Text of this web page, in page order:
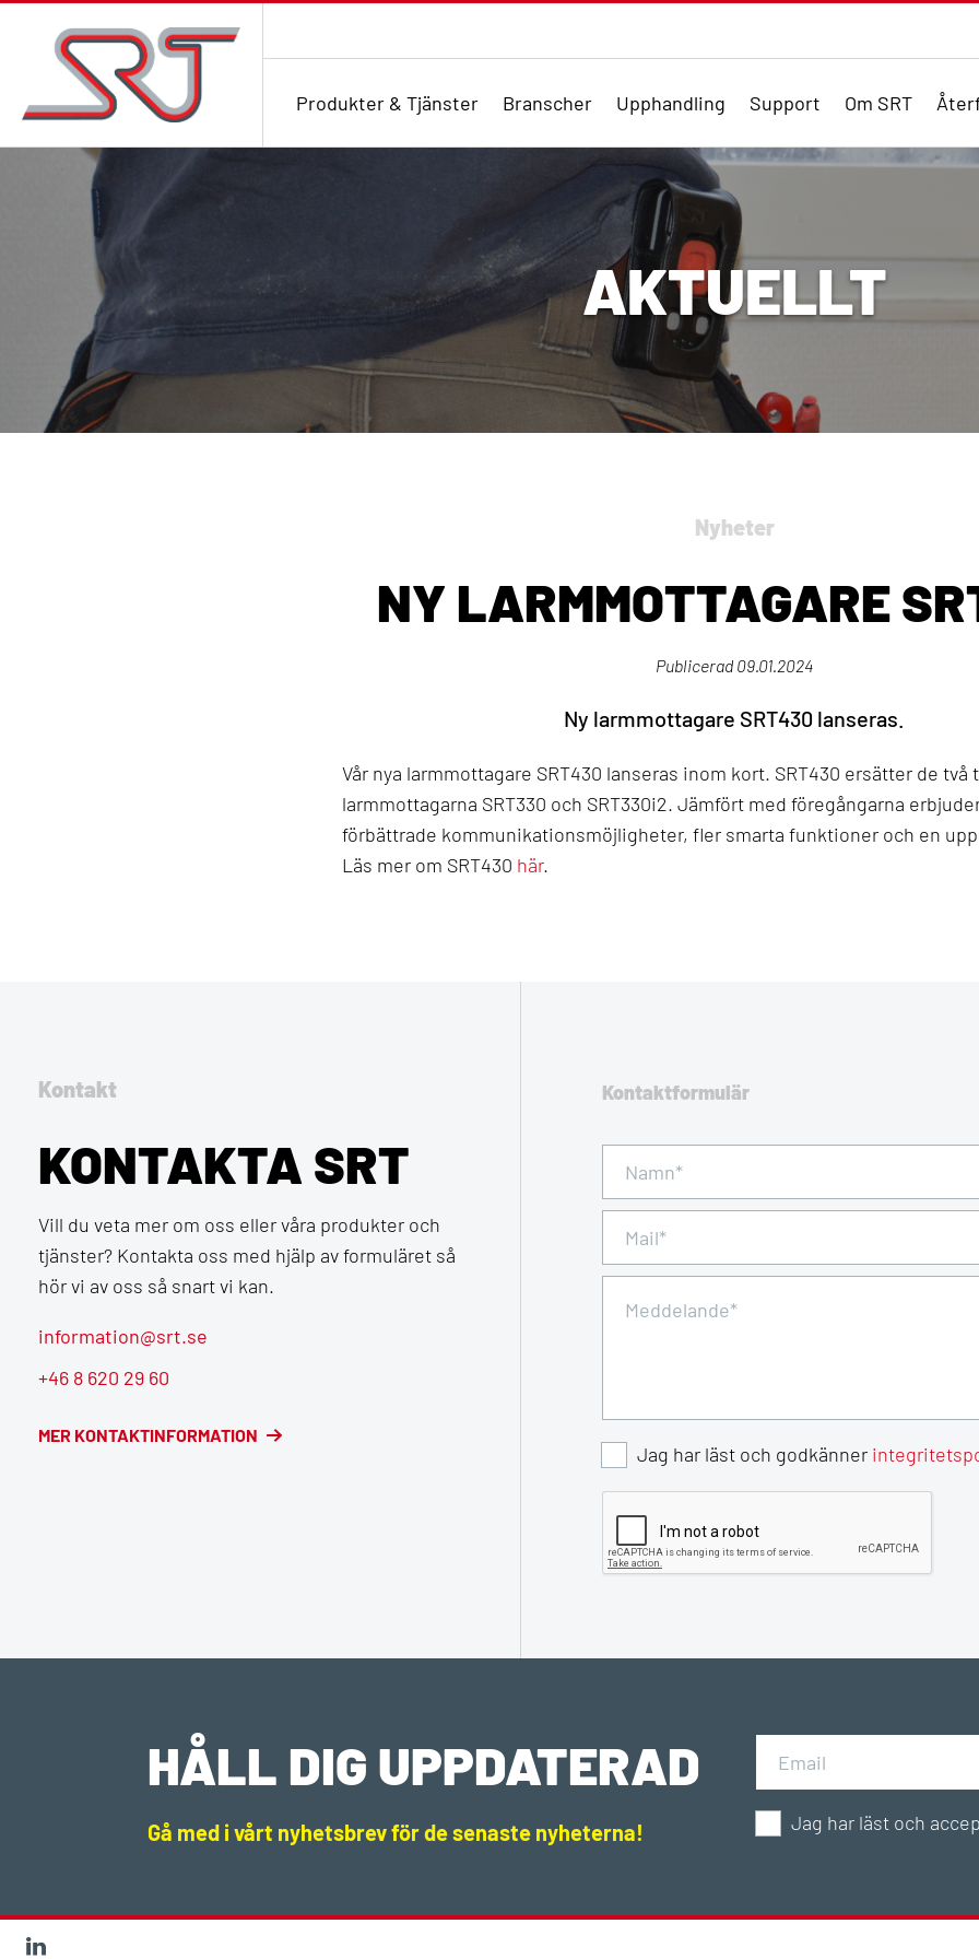
Produkter & Tjänster Branscher Upphandling Support Om SRT
AKTUELLT
Nyheter
NY LARMMOTTAGARE
Publicerad 09.01.2024
Ny larmmottagare SRT430 lanseras.
Vår nya larmmottagare SRT430 lanseras inom kort. SRT430 ersätter de två
larmmottagarna SRT330 och SRT330i2. Jämfört med föregångarna
förbättrade kommunikationsmöjligheter, fler smarta funktioner och en
Läs mer om SRT430 här.
Kontakt
KONTAKTA SRT
Vill du veta mer om oss eller våra produkter och
tjänster? Kontakta oss med hjälp av formuläret så
hör vi av oss så snart vi kan.
information@srt.se
+46 8 620 29 60
MER KONTAKTINFORMATION
Kontaktformulär
Jag har läst och godkänner
HÅLL DIG UPPDATERAD
Gå med i vårt nyhetsbrev för de senaste nyheterna! Jag har läst och